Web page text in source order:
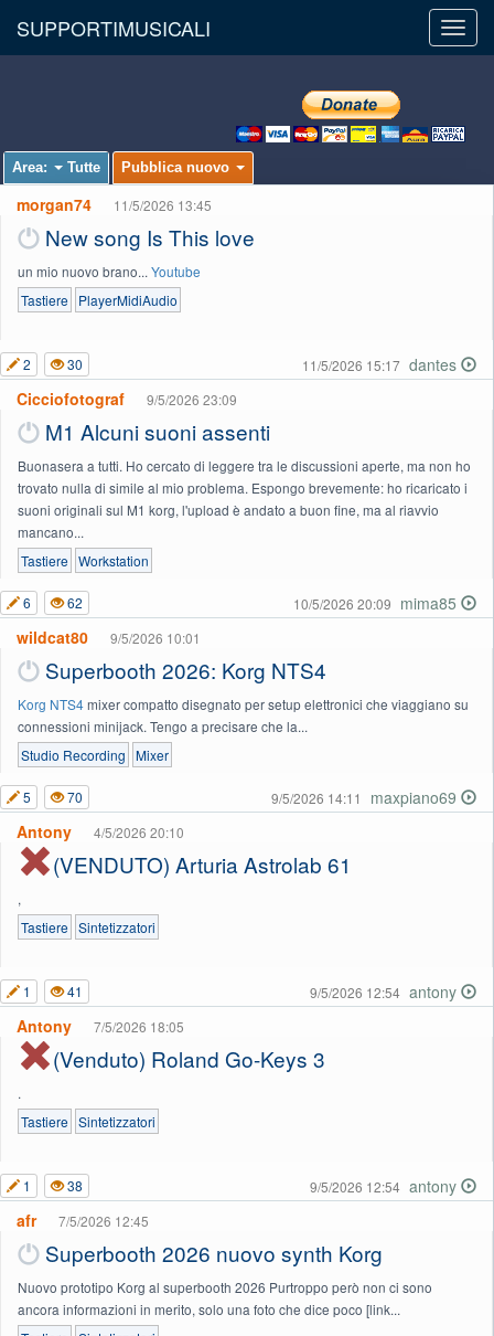
SUPPORTIMUSICALI
Area: Tutte Pubblica nuovo
morgan74 11/5/2026 13:45
New song Is This love
un mio nuovo brano... Youtube
Tastiere PlayerMidiAudio
dantes
11/5/2026 15:17
2 30
Cicciofotograf 9/5/2026 23:09
M1 Alcuni suoni assenti
Buonasera a tutti. Ho cercato di leggere tra le discussioni aperte, ma non ho
trovato nulla di simile al mio problema. Espongo brevemente: ho ricaricato i
suoni originali sul M1 korg, l'upload è andato a buon fine, ma al riavvio
mancano...
Tastiere Workstation
mima85
10/5/2026 20:09
6 62
wildcat80 9/5/2026 10:01
Superbooth 2026: Korg NTS4
Korg NTS4mixer compatto disegnato per setup elettronici che viaggiano su
connessioni minijack. Tengo a precisare che la...
Studio Recording Mixer
maxpiano69
9/5/2026 14:11
5 70
Antony 4/5/2026 20:10
(VENDUTO) Arturia Astrolab 61
,
Tastiere Sintetizzatori
antony
9/5/2026 12:54
1 41
Antony 7/5/2026 18:05
(Venduto) Roland Go-Keys 3
.
Tastiere Sintetizzatori
antony
9/5/2026 12:54
1 38
afr 7/5/2026 12:45
Superbooth 2026 nuovo synth Korg
Nuovo prototipo Korg al superbooth 2026 Purtroppo però non ci sono
ancora informazioni in merito, solo una foto che dice poco [link...